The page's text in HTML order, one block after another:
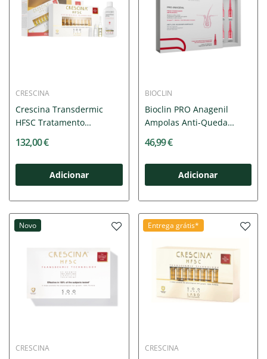
CRESCINA
Crescina Transdermic
HFSC Tratamento
132,00 €
Adicionar
BIOCLIN
Bioclin PRO Anagenil
Ampolas Anti-Queda
46,99 €
Adicionar
Novo
CRESCINA
Entrega grátis*
CRESCINA